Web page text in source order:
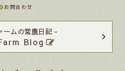
お問合わせ
ームの営農日記 -
Blog